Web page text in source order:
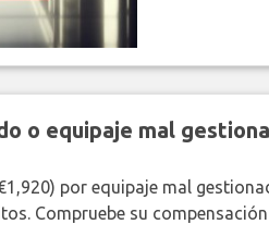
o equipaje mal
por equipaje mal
Compruebe su